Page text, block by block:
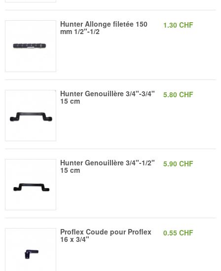
Hunter Allonge filetée 150
mm 1/2"-1/2
1.30 CHF
Hunter Genouillère 3/4"-3/4"
15 cm
5.80 CHF
Hunter Genouillère 3/4"-1/2"
15 cm
5.90 CHF
Proflex Coude pour Proflex
16 x 3/4"
0.55 CHF